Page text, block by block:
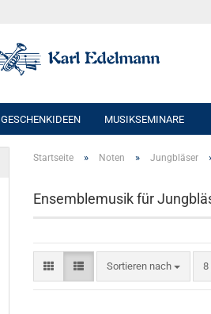
GESCHENKIDEEN MUSIKSEMINARE
Startseite » Noten » Jungbläser
Ensemblemusik für
Sortieren nach
Sortieren nach 8